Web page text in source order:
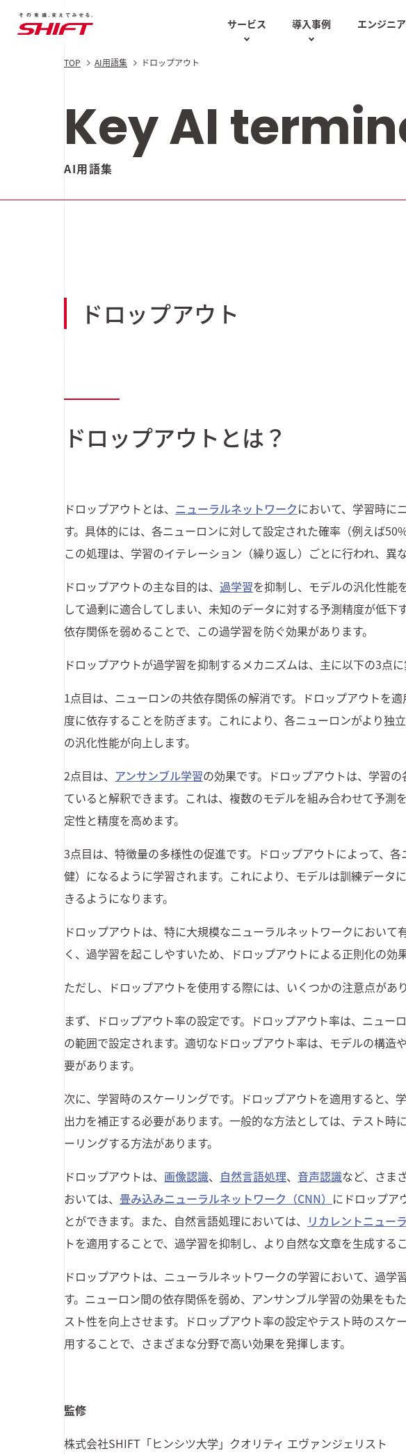
サービス
ソフトウェアテスト・
品質保証
カスタマーサクセス
SHIFT DQS for リバース
エンジニアリング
導入事例
最新の導入事例
業種から探す
情報／通信／メディア 製造
建設／不動産 コンシューマー
流通／小売 金融（銀行・
サービス／教育／公共／ヘルスケア ゲーム／エン
エンジニ
知の再分配白書
テスト計画書のテンプレートや
技術的な講座の動画など今日から
TOP AI用語集 ドロップアウト
Key AI
AI用語集
ドロップアウト
ドロップアウトとは？
ドロップアウトとは、 ニューラルネットワークにおいて、学習時に
す。具体的には、各ニューロンに対して設定された確率（例えば
この処理は、学習のイテレーション（繰り返し）ごとに行われ、異
ドロップアウトの主な目的は、 過学習を抑制し、モデルの汎化性能
して過剰に適合してしまい、未知のデータに対する予測精度が低
依存関係を弱めることで、この過学習を防ぐ効果があります。
ドロップアウトが過学習を抑制するメカニズムは、主に以下の3点に
1点目は、ニューロンの共依存関係の解消です。ドロップアウトを
度に依存することを防ぎます。これにより、各ニューロンがより独
の汎化性能が向上します。
2点目は、 アンサンブル学習の効果です。ドロップアウトは、学習
ていると解釈できます。これは、複数のモデルを組み合わせて予
定性と精度を高めます。
3点目は、特徴量の多様性の促進です。ドロップアウトによって、
健）になるように学習されます。これにより、モデルは訓練データ
きるようになります。
ドロップアウトは、特に大規模なニューラルネットワークにおい
く、過学習を起こしやすいため、ドロップアウトによる正則化の効
ただし、ドロップアウトを使用する際には、いくつかの注意点があり
まず、ドロップアウト率の設定です。ドロップアウト率は、ニュ
の範囲で設定されます。適切なドロップアウト率は、モデルの構
要があります。
次に、学習時のスケーリングです。ドロップアウトを適用すると
出力を補正する必要があります。一般的な方法としては、テスト時
ーリングする方法があります。
ドロップアウトは、 画像認識、 自然言語処理、 音声認識など、さま
おいては、 畳み込みニューラルネットワーク（CNN） にドロップア
とができます。また、自然言語処理においては、 リカレントニュー
トを適用することで、過学習を抑制し、より自然な文章を生成する
ドロップアウトは、ニューラルネットワークの学習において、過
す。ニューロン間の依存関係を弱め、アンサンブル学習の効果をも
スト性を向上させます。ドロップアウト率の設定やテスト時のス
用することで、さまざまな分野で高い効果を発揮します。
監修
株式会社SHIFT 「ヒンシツ大学」クオリティ エヴァンジェリスト